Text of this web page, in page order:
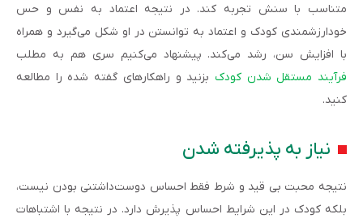
متناسب با سنش تجربه کند. در نتیجه اعتماد به نفس و حس
خودارزشمندی کودک و اعتماد به توانستن در او شکل می‌گیرد و همراه
با افزایش سن، رشد می‌کند. پیشنهاد می‌کنیم سری هم به مطلب
فرآیند مستقل شدن کودک بزنید و راهکارهای گفته شده را مطالعه
کنید.
نیاز به پذیرفته شدن
نتیجه محبت بی قید و شرط فقط احساس دوست‌داشتنی بودن نیست،
بلکه کودک در این شرایط احساس پذیرش دارد. در نتیجه با اشتباهات